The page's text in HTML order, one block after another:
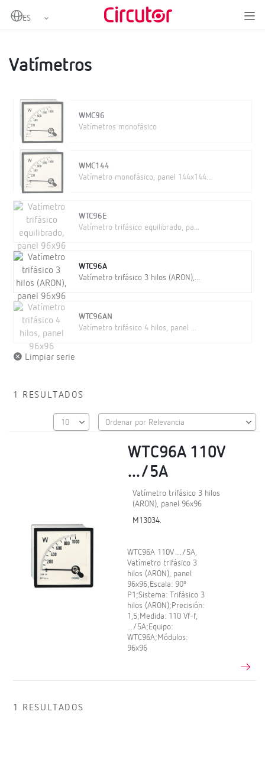
Home Instrumentación analógica
Vatímetros
WMC96
Vatímetros monofásico
WMC144
Vatímetro monofásico, panel 144x144...
WTC96E
Vatímetro trifásico equilibrado, pa...
WTC96A
Vatímetro trifásico 3 hilos (ARON),...
WTC96AN
Vatímetro trifásico 4 hilos, panel ...
Limpiar serie
1 RESULTADOS
WTC96A 110V
.../5A
Vatímetro trifásico 3 hilos
(ARON), panel 96x96
M13034.
WTC96A 110V .../5A,
Vatímetro trifásico 3
hilos (ARON), panel
96x96;Escala: 90º
P1;Sistema: Trifásico 3
hilos (ARON);Precisión:
1,5;Medida: 110 Vf-f,
.../5A;Equipo:
WTC96A;Módulos:
96x96
1 RESULTADOS